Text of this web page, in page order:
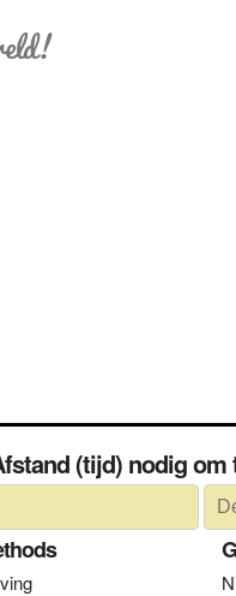
→ Afstand (tijd) nodig